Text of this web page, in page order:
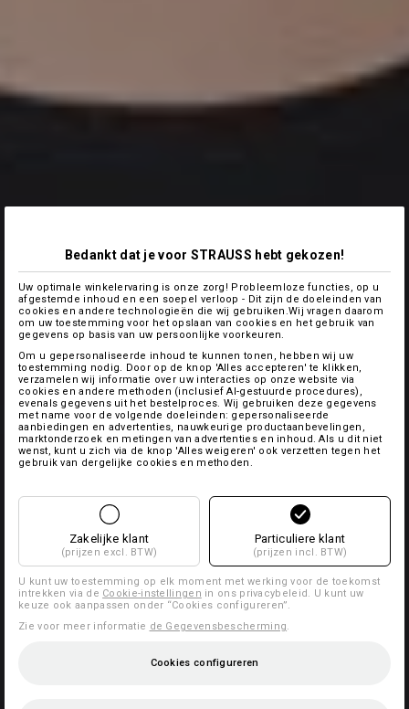
Bedankt dat je voor STRAUSS hebt gekozen!
Uw optimale winkelervaring is onze zorg! Probleemloze functies, op u
afgestemde inhoud en een soepel verloop - Dit zijn de doeleinden van
cookies en andere technologieën die wij gebruiken.Wij vragen daarom
om uw toestemming voor het opslaan van cookies en het gebruik van
gegevens op basis van uw persoonlijke voorkeuren.
Om u gepersonaliseerde inhoud te kunnen tonen, hebben wij uw
toestemming nodig. Door op de knop 'Alles accepteren' te klikken,
verzamelen wij informatie over uw interacties op onze website via
cookies en andere methoden (inclusief AI-gestuurde procedures),
evenals gegevens uit het bestelproces. Wij gebruiken deze gegevens
met name voor de volgende doeleinden: gepersonaliseerde
aanbiedingen en advertenties, nauwkeurige productaanbevelingen,
marktonderzoek en metingen van advertenties en inhoud. Als u dit niet
wenst, kunt u zich via de knop 'Alles weigeren' ook verzetten tegen het
gebruik van dergelijke cookies en methoden.
Zakelijke klant
(prijzen excl. BTW)
Particuliere klant
(prijzen incl. BTW)
U kunt uw toestemming op elk moment met werking voor de toekomst
intrekken via de Cookie-instellingen in ons privacybeleid. U kunt uw
keuze ook aanpassen onder “Cookies configureren”.
Zie voor meer informatie de Gegevensbescherming
Cookies configureren